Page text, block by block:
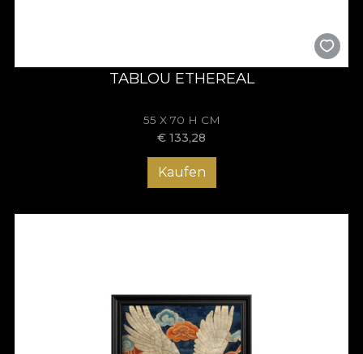
TABLOU ETHEREAL
55 X 70 H CM
€ 133,28
Kaufen